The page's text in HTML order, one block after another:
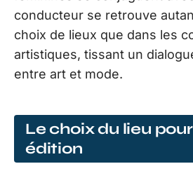
conducteur se retrouve
choix de lieux que dans les
artistiques, tissant un
entre art et mode.
Le choix du lieu
édition